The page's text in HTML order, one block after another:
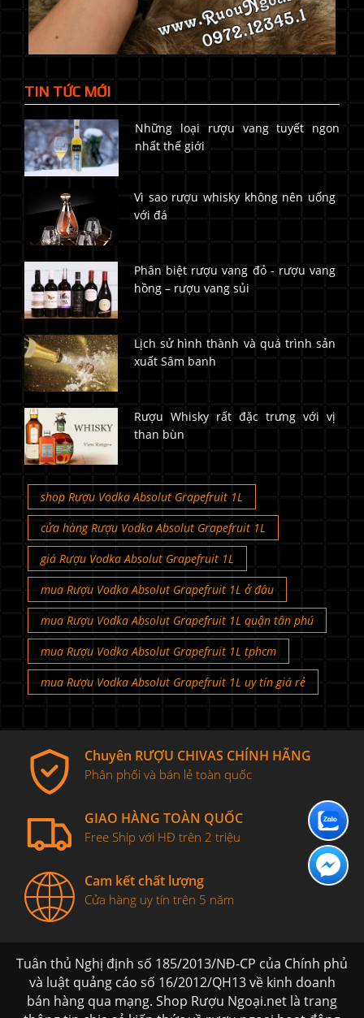
TIN TỨC MỚI
Những loại rượu vang tuyết ngon
nhất thế giới
Vì sao rượu whisky không nên uống
với đá
Phân biệt rượu vang đỏ - rượu vang
hồng – rượu vang sủi
Lịch sử hình thành và quá trình sản
xuất Sâm banh
Rượu Whisky rất đặc trưng với vị
than bùn
shop Rượu Vodka Absolut Grapefruit 1L
cửa hàng Rượu Vodka Absolut Grapefruit 1L
giá Rượu Vodka Absolut Grapefruit 1L
mua Rượu Vodka Absolut Grapefruit 1L ở đâu
mua Rượu Vodka Absolut Grapefruit 1L quận tân phú
mua Rượu Vodka Absolut Grapefruit 1L tphcm
mua Rượu Vodka Absolut Grapefruit 1L uy tín giá rẻ
Chuyên RƯỢU CHIVAS CHÍNH HÃNG
Phân phối và bán lẻ toàn quốc
GIAO HÀNG TOÀN QUỐC
Free Ship với HĐ trên 2 triệu
Cam kết chất lượng
Cửa hàng uy tín trên 5 năm
Tuân thủ Nghị định số 185/2013/NĐ-CP của Chính phủ
và luật quảng cáo số 16/2012/QH13 về kinh doanh
bán hàng qua mạng. Shop Rượu Ngoại.net là trang